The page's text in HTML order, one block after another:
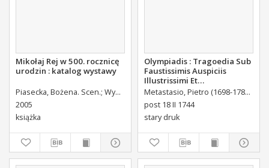
Mikołaj Rej w 500. rocznicę
urodzin : katalog wystawy
Piasecka, Bożena. Scen. Wydrych-Gawrylak, Marzena. Wstęp.
2005
książka
Olympiadis : Tragoedia Sub
Faustissimis Auspiciis
Illustrissimi Et
Eccellentissimi Comitis De
Brühl Liberi Baronis de
Forste & de Pfoerthen [...]
Metastasio, Pietro (1698-1782)
post 18 II 1744
stary druk